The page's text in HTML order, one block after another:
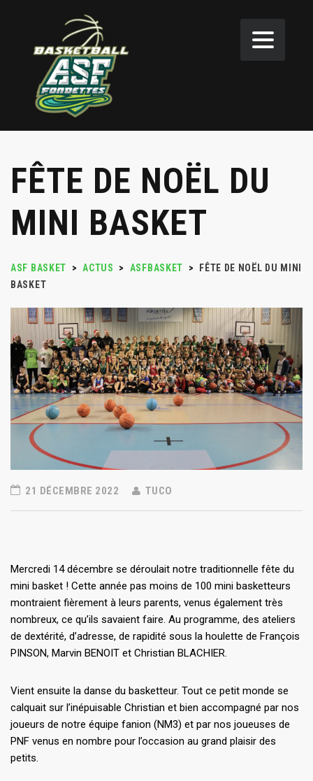
FÊTE DE NOËL DU
MINI BASKET
ASF BASKET > ACTUS > ASFBASKET >
FÊTE DE NOËL DU MINI
BASKET
21 DÉCEMBRE 2022 TUCO
Mercredi 14 décembre se déroulait notre traditionnelle fête du
mini basket ! Cette année pas moins de 100 mini basketteurs
montraient fièrement à leurs parents, venus également très
nombreux, ce qu’ils savaient faire. Au programme, des ateliers
de dextérité, d’adresse, de rapidité sous la houlette de François
PINSON, Marvin BENOIT et Christian BLACHIER.
Vient ensuite la danse du basketteur. Tout ce petit monde se
calquait sur l’inépuisable Christian et bien accompagné par nos
joueurs de notre équipe fanion (NM3) et par nos joueuses de
PNF venus en nombre pour l’occasion au grand plaisir des
petits.